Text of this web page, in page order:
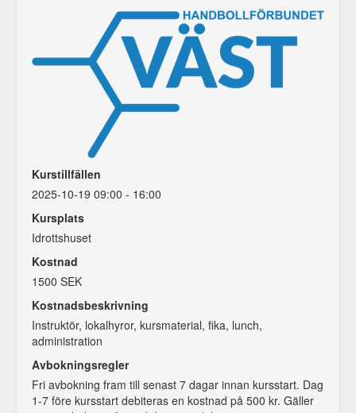
Kurstillfällen
2025-10-19 09:00 - 16:00
Kursplats
Idrottshuset
Kostnad
1500 SEK
Kostnadsbeskrivning
Instruktör, lokalhyror, kursmaterial, fika, lunch,
administration
Avbokningsregler
Fri avbokning fram till senast 7 dagar innan kursstart. Dag
1-7 före kursstart debiteras en kostnad på 500 kr. Gäller